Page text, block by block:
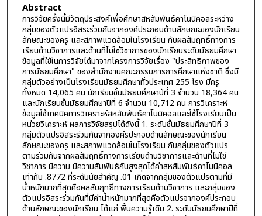
Abstract
การวิจัยครั้งนี้มีวัตถุประสงค์เพื่อศึกษาสหสัมพันธ์คาโนนิคอลระหว่าง
กลุ่มของตัวแปรอิสระร่วมกันจากองค์ประกอบด้านลักษณะของนักเรียน
ลักษณะของครู และสภาพแวดล้อมในโรงเรียน กับผลสัมฤทธิ์ทางการ
เรียนด้านวิชาการและด้านที่ไม่ใช่วิชาการของนักเรียนระดับมัธยมศึกษา
ข้อมูลที่ใช้ในการวิจัยได้มาจากโครงการวิจัยเรื่อง "ประสิทธิภาพของ
การมัธยมศึกษา" ของสำนักงานคณะกรรมการการศึกษาแห่งชาติ ซึ่งมี
กลุ่มตัวอย่างเป็นโรงเรียนมัธยมศึกษาทั่วประเทศ 255 โรง มีครู
ทั้งหมด 14,065 คน นักเรียนชั้นมัธยมศึกษาปีที่ 3 จำนวน 18,364 คน
และนักเรียนชั้นมัธยมศึกษาปีที่ 6 จำนวน 10,712 คน การวิเคราะห์
ข้อมูลใช้เทคนิคการวิเคราะห์สหสัมพันธ์คาโนนิคอลและใช้โรงเรียนเป็น
หน่วยวิเคราะห์ ผลการวิจัยสรุปได้ดังนี้ 1. ระดับชั้นมัธยมศึกษาปีที่ 3
กลุ่มตัวแปรอิสระร่วมกันจากองค์รปะกอบด้านลักษณะของนักเรียน
ลักษณะของครู และสภาพแวดล้อมในโรงเรียน กับกลุ่มของตัวแปร
ตามร่วมกันจากผลสัมฤทธิ์ทางการเรียนด้านวิชาการและด้านที่ไม่ใช่
วิชาการ มีความ มีความสัมพันธ์กันสูงสุดได้ค่าสหสัมพันธ์คาโนนิคอล
เท่ากับ .8772 ที่ระดับนัยสำคัญ .01 เกิดจากกลุ่มของตัวแปรตามที่มี
น้ำหนักมากที่สุดคือผลสัมฤทธิ์ทางการเรียนด้านวิชาการ และกลุ่มของ
ตัวแปรอิสระร่วมกันที่มีค่าน้ำหนักมากที่สุดคือตัวแปรจากองค์ประกอบ
ด้านลักษณะของนักเรียน ได้แก่ พื้นความรู้เดิม 2. ระดับมัธยมศึกษาปีที่